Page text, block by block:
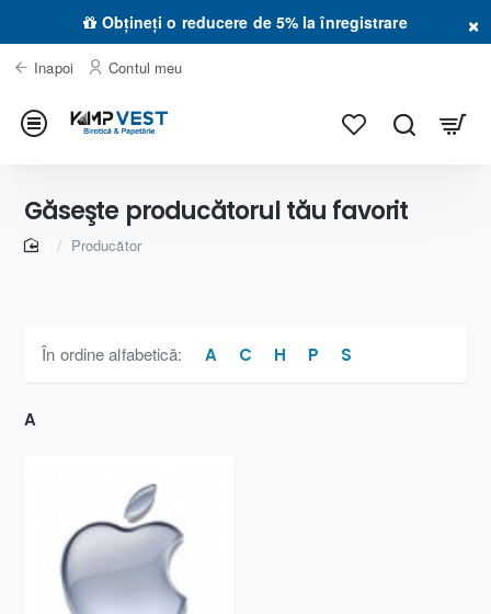
Obțineți o reducere de 5% la înregistrare ×
Inapoi Contul meu
Găseşte producătorul tău favorit
homeProducător
În ordine alfabetică: A C H P S
A